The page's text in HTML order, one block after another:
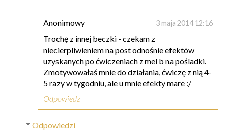
Anonimowy 3 maja 2014 12:16
Trochę z innej beczki - czekam z
niecierpliwieniem na post odnośnie efektów
uzyskanych po ćwiczeniach z mel b na pośladki.
Zmotywowałaś mnie do działania, ćwiczę z nią 4-
5 razy w tygodniu, ale u mnie efekty mare :/
Odpowiedz
Odpowiedzi